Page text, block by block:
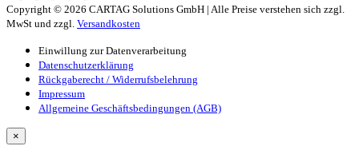
Copyright © 2026 CARTAG Solutions GmbH | Alle Preise verstehen sich zzgl.
MwSt und zzgl. Versandkosten
Einwillung zur Datenverarbeitung
Datenschutzerklärung
Rückgaberecht / Widerrufsbelehrung
Impressum
Allgemeine Geschäftsbedingungen (AGB)
×